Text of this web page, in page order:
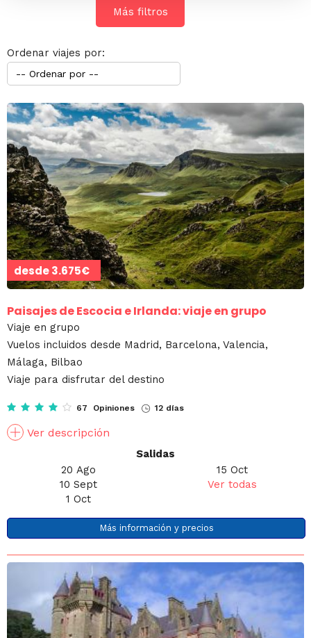
Más filtros
Ordenar viajes por:
desde3.675€
Paisajes de Escocia e Irlanda: viaje en grupo
Viaje en grupo
Vuelos incluidos desde Madrid, Barcelona, Valencia,
Málaga, Bilbao
Viaje para disfrutar del destino
67 Opiniones 12 días
Ver descripción
Salidas
20 Ago
10 Sept
1 Oct
15 Oct
Ver todas
Más información y precios